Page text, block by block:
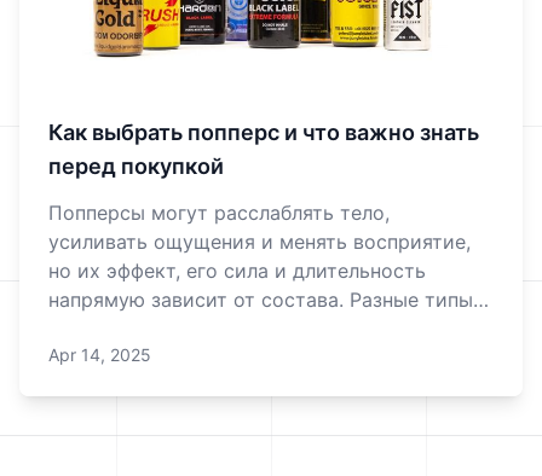
Как выбрать попперс и что важно знать
перед покупкой
Попперсы могут расслаблять тело,
усиливать ощущения и менять восприятие,
но их эффект, его сила и длительность
напрямую зависит от состава. Разные типы
«взрывают» сознание, другие работают
несколько
Apr 14, 2025